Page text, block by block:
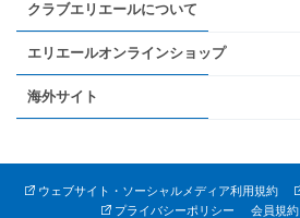
クラブエリエールについて
エリエールオンラインショップ
海外サイト
ウェブサイト・ソーシャルメディア利用規約
プライバシーポリシー
会員規約